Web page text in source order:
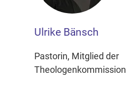
Ulrike Bänsch
Pastorin, Mitglied der
Theologenkommission